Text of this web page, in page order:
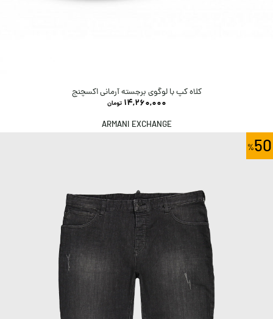
کلاه کپ با لوگوی برجسته آرمانی اکسچنج
14,260,000 تومان
ARMANI EXCHANGE
50